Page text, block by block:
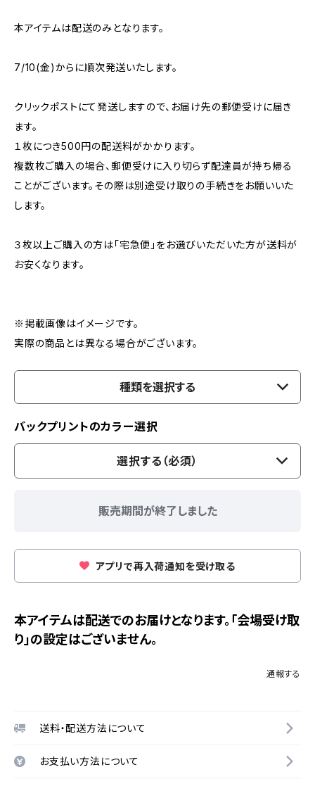
本アイテムは配送のみとなります。
7/10(金)からに順次発送いたします。
クリックポストにて発送しますので、お届け先の郵便受けに届き
ます。
１枚につき500円の配送料がかかります。
複数枚ご購入の場合、郵便受けに入り切らず配達員が持ち帰る
ことがございます。その際は別途受け取りの手続きをお願いいた
します。
３枚以上ご購入の方は「宅急便」をお選びいただいた方が送料が
お安くなります。
※掲載画像はイメージです。
実際の商品とは異なる場合がございます。
種類を選択する
バックプリントのカラー選択
選択する（必須）
販売期間が終了しました
アプリで再入荷通知を受け取る
本アイテムは配送でのお届けとなります。「会場受け取
り」の設定はございません。
通報する
送料・配送方法について
お支払い方法について